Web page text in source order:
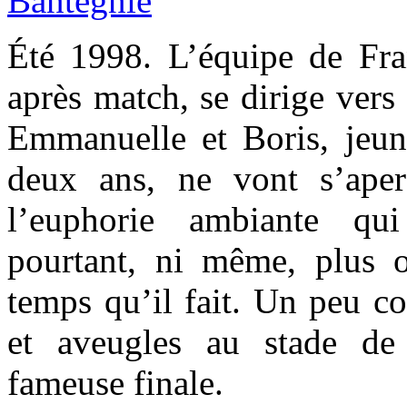
Été 1998. L’équipe de
après match, se dirige
Emmanuelle et Boris,
deux ans, ne vont
l’euphorie ambiante
pourtant, ni même, plus
temps qu’il fait. Un peu
et aveugles au stade
fameuse finale.